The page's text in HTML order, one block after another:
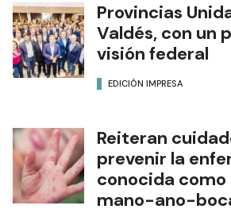
Provincias
Valdés, con un
visión federal
EDICIÓN IMPRESA
Reiteran
prevenir la
conocida
mano-ano-